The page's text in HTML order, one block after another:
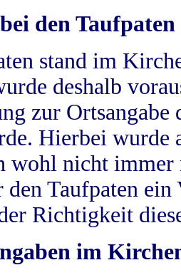
den Taufpaten
stand im
deshalb
zur
Hierbei wurde
wohl nicht
den Taufpaten
Richtigkeit
im